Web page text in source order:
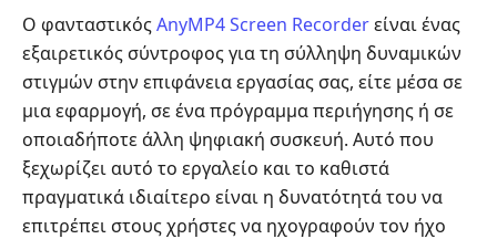
Ο φανταστικόςAnyMP4 Screen Recorderείναι ένας
εξαιρετικός σύντροφος για τη σύλληψη δυναμικών
στιγμών στην επιφάνεια εργασίας σας, είτε μέσα σε
μια εφαρμογή, σε ένα πρόγραμμα περιήγησης ή σε
οποιαδήποτε άλλη ψηφιακή συσκευή. Αυτό που
ξεχωρίζει αυτό το εργαλείο και το καθιστά
πραγματικά ιδιαίτερο είναι η δυνατότητά του να
επιτρέπει στους χρήστες να ηχογραφούν τον ήχο